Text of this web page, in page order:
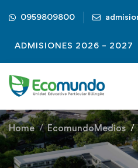
0959809800
ADMISIONES 2026 – 2027
Home EcomundoMedios